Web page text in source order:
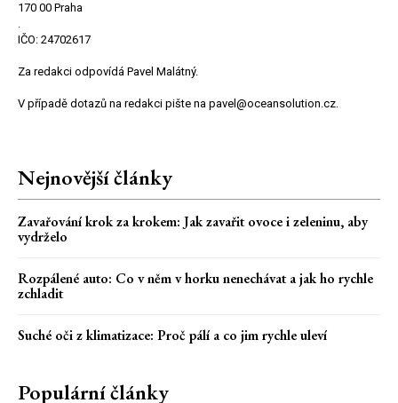
170 00 Praha
.
IČO: 24702617
Za redakci odpovídá Pavel Malátný.
V případě dotazů na redakci pište na pavel@oceansolution.cz.
Nejnovější články
Zavařování krok za krokem: Jak zavařit ovoce i zeleninu, aby
vydrželo
Rozpálené auto: Co v něm v horku nenechávat a jak ho rychle
zchladit
Suché oči z klimatizace: Proč pálí a co jim rychle uleví
Populární články